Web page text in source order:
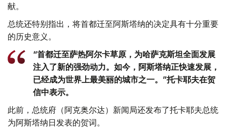
献。
总统还特别指出，将首都迁至阿斯塔纳的决定具有十分重要
的历史意义。
“首都迁至萨热阿尔卡草原，为哈萨克斯坦全面发展
注入了新的强劲动力。如今，阿斯塔纳正快速发展，
已经成为世界上最美丽的城市之一。”托卡耶夫在贺
信中表示。
此前，总统府（阿克奥尔达）新闻局还发布了托卡耶夫总统
为阿斯塔纳日发表的贺词。